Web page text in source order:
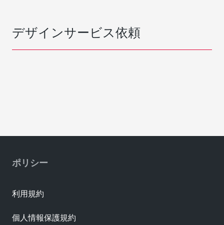
デザインサービス依頼
ポリシー
利用規約
個人情報保護規約